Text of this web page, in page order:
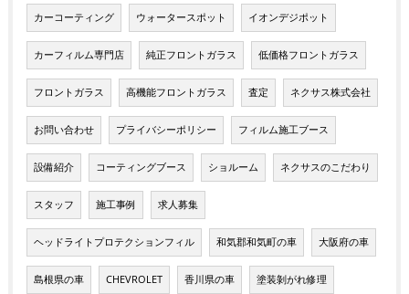
カーコーティング ウォータースポット イオンデジポット
カーフィルム専門店 純正フロントガラス 低価格フロントガラス
フロントガラス 高機能フロントガラス 査定 ネクサス株式会社
お問い合わせ プライバシーポリシー フィルム施工ブース
設備紹介 コーティングブース ショルーム ネクサスのこだわり
スタッフ 施工事例 求人募集
ヘッドライトプロテクションフィル 和気郡和気町の車 大阪府の車
島根県の車 CHEVROLET 香川県の車 塗装剝がれ修理